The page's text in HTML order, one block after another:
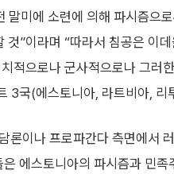
말미에 소련에 의해 파시즘으
것”이라며 “따라서 침공은 이
적으로나 군사적으로나 그러
3국(에스토니아, 라트비아,
론이나 프로파간다 측면에서
에스토니아의 파시즘과 민